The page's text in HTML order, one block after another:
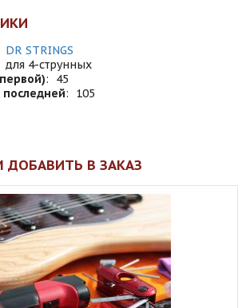
DR STRINGS
для 4-струнных
:
45
: 105
ДОБАВИТЬ В ЗАКАЗ